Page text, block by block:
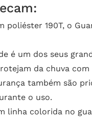
poliéster 190T, o
é um dos seus
da chuva com
também são
o uso.
linha colorida no